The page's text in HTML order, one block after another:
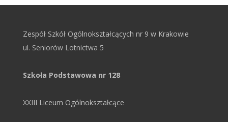
Zespół Szkół Ogólnokształcących nr 9 w Krakowie
ul. Seniorów Lotnictwa 5
Szkoła Podstawowa nr 128
XXIII Liceum Ogólnokształcące